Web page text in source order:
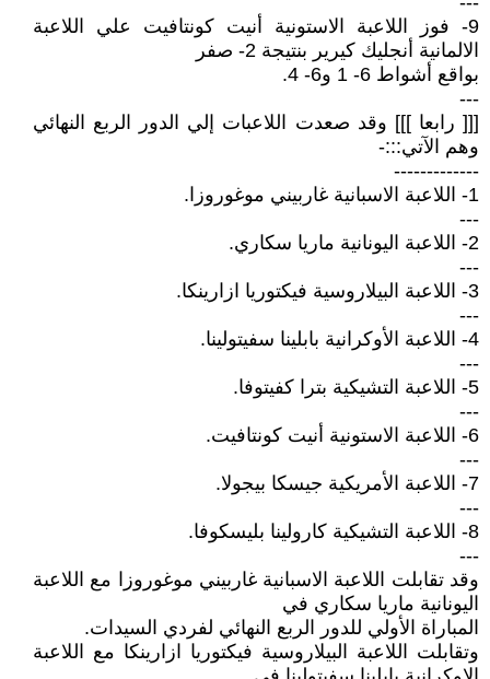
9- فوز اللاعبة الاستونية أنيت كونتافيت علي اللاعبة
الالمانية أنجليك كيرير بنتيجة 2- صفر
بواقع أشواط 6- 1 و6- 4.
---
[[[ رابعا ]]] وقد صعدت اللاعبات إلي الدور الربع النهائي
وهم الآتي:::-
-------------
1- اللاعبة الاسبانية غاربيني موغوروزا.
---
2- اللاعبة اليونانية ماريا سكاري.
---
3- اللاعبة البيلاروسية فيكتوريا ازارينكا.
---
4- اللاعبة الأوكرانية بابلينا سفيتولينا.
---
5- اللاعبة التشيكية بترا كفيتوفا.
---
6- اللاعبة الاستونية أنيت كونتافيت.
---
7- اللاعبة الأمريكية جيسكا بيجولا.
---
8- اللاعبة التشيكية كارولينا بليسكوفا.
---
وقد تقابلت اللاعبة الاسبانية غاربيني موغوروزا مع اللاعبة
اليونانية ماريا سكاري في
المباراة الأولي للدور الربع النهائي لفردي السيدات.
وتقابلت اللاعبة البيلاروسية فيكتوريا ازارينكا مع اللاعبة